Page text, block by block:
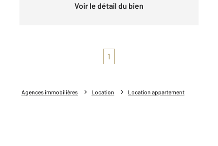
Agences immobilières Location Location appartement
Voir le détail du bien
1